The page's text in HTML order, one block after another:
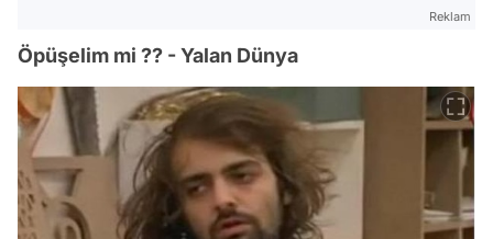
Reklam
Öpüşelim mi ?? - Yalan Dünya